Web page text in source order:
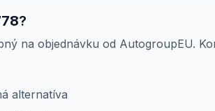
?
na objednávku od AutogroupEU.
alternatíva